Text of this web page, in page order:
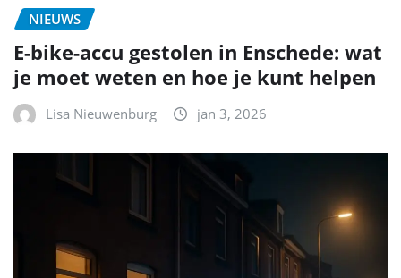
NIEUWS
E-bike-accu gestolen in Enschede: wat
je moet weten en hoe je kunt helpen
Lisa Nieuwenburg jan 3, 2026